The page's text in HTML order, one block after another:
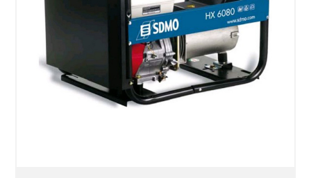
SÉLECTIONNEZ LES DATES
VOIR LE PRODUIT